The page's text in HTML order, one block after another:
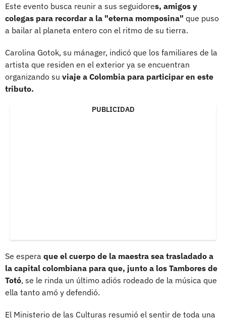
Este evento busca reunir a sus seguidores, amigos y
colegas para recordar a la "eterna momposina" que puso
a bailar al planeta entero con el ritmo de su tierra.
Carolina Gotok, su mánager, indicó que los familiares de la
artista que residen en el exterior ya se encuentran
organizando su viaje a Colombia para participar en este
tributo.
PUBLICIDAD
Se espera que el cuerpo de la maestra sea trasladado a
la capital colombiana para que, junto a los Tambores de
Totó, se le rinda un último adiós rodeado de la música que
ella tanto amó y defendió.
El Ministerio de las Culturas resumió el sentir de toda una